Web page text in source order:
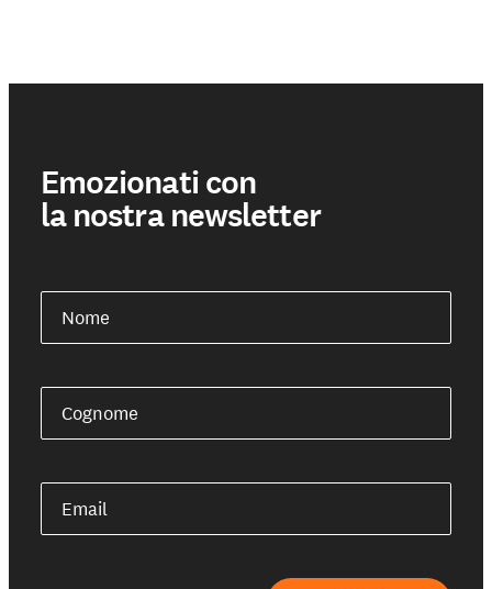
Emozionati con
la nostra newsletter
Nome
Cognome
Email